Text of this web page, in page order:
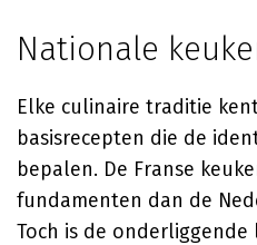
Nationale
Elke culinaire traditie
basisrecepten die de
bepalen. De Franse
fundamenten dan de
Toch is de